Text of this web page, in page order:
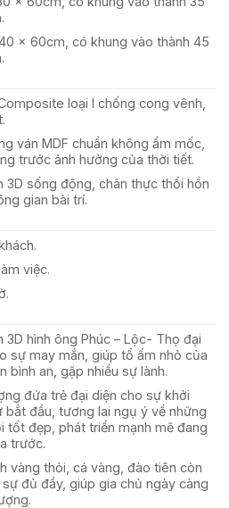
x 60cm, có khung vào thành 45
loại I chống cong vênh,
ván MDF chuẩn không ẩm mốc,
trước ảnh hưởng của thời tiết.
3D sống động, chân thực thổi hồn
gian bài trí.
việc.
3D hình ông Phúc – Lộc- Thọ đại
sự may mắn, giúp tổ ấm nhỏ của
bình an, gặp nhiều sự lành.
đứa trẻ đại diện cho sự khởi
bắt đầu, tương lai ngụ ý về những
tốt đẹp, phát triển mạnh mẽ đang
trước.
vàng thỏi, cá vàng, đào tiên còn
sự đủ đầy, giúp gia chủ ngày càng